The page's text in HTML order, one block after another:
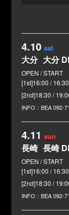
4.10 sat
大分 大分
[1st]16:00 /
[2nd]18:30 /
BEA092-
4.11 sun
長崎 長崎
[1st]16:00 /
[2nd]18:30 /
BEA092-